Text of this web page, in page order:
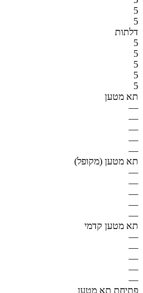
5
5
דלתות
5
5
5
5
5
תא מטען
—
—
—
—
—
תא מטען (מקופל)
—
—
—
—
—
תא מטען קדמי
—
—
—
—
—
פתיחת תא מטען